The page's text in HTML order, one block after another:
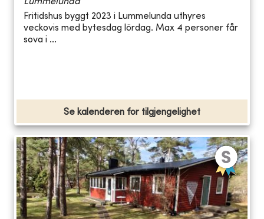
Fritidshus byggt 2023 i Lummelunda uthyres
veckovis med bytesdag lördag. Max 4 personer får
sova i ...
Se kalenderen for tilgjengelighet